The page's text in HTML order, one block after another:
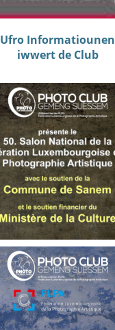
Ufro Informatiounen
iwwert de Club